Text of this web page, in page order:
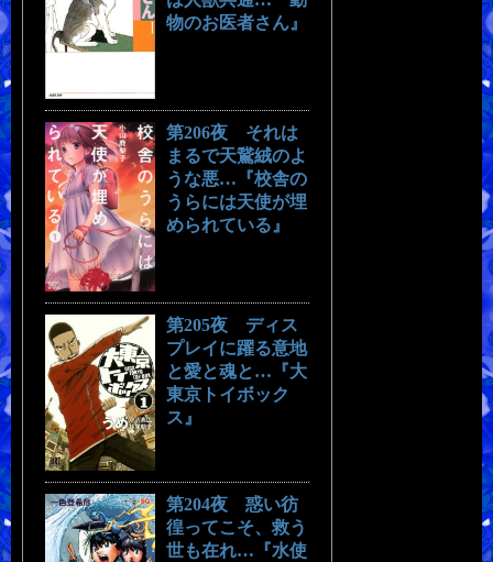
物のお医者さん』
第206夜 それは
まるで天鵞絨のよ
うな悪…『校舎の
うらには天使が埋
められている』
第205夜 ディス
プレイに躍る意地
と愛と魂と…『大
東京トイボック
ス』
第204夜 惑い彷
徨ってこそ、救う
世も在れ…『水使